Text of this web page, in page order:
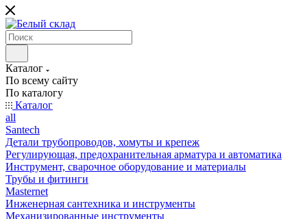
Каталог
По всему сайту
По каталогу
Каталог
all
Santech
Детали трубопроводов, хомуты и крепеж
Регулирующая, предохранительная арматура и автоматика
Инструмент, сварочное оборудование и материалы
Трубы и фитинги
Masternet
Инженерная сантехника и инструменты
Механизированные инструменты